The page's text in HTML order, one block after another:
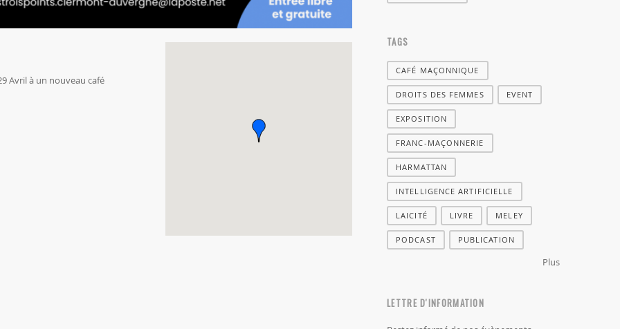
Avril à un nouveau café
TAGS
CAFÉ MAÇONNIQUE
DROITS DES FEMMES EVENT
EXPOSITION
FRANC-MAÇONNERIE
HARMATTAN
INTELLIGENCE ARTIFICIELLE
LAICITÉ LIVRE MELEY
PODCAST PUBLICATION
Plus
LETTRE D'INFORMATION